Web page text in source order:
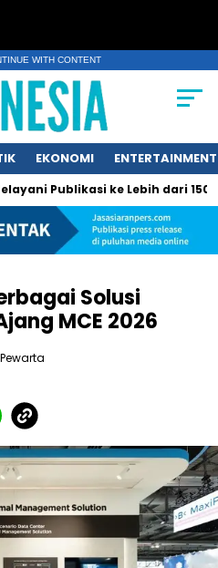
WITH CONTENT
EKONOMI ENTERTAINMENT
ke Lebih dari 150 Media
Solusi
MCE 2026